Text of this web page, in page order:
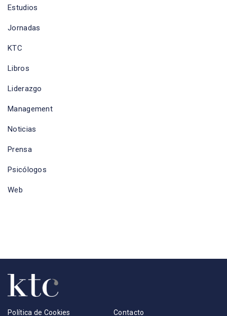
Estudios
Jornadas
KTC
Libros
Liderazgo
Management
Noticias
Prensa
Psicólogos
Web
Política de Cookies Contacto